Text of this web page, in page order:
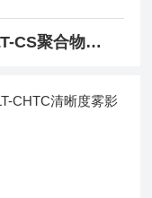
DLT-CS聚合物色度计